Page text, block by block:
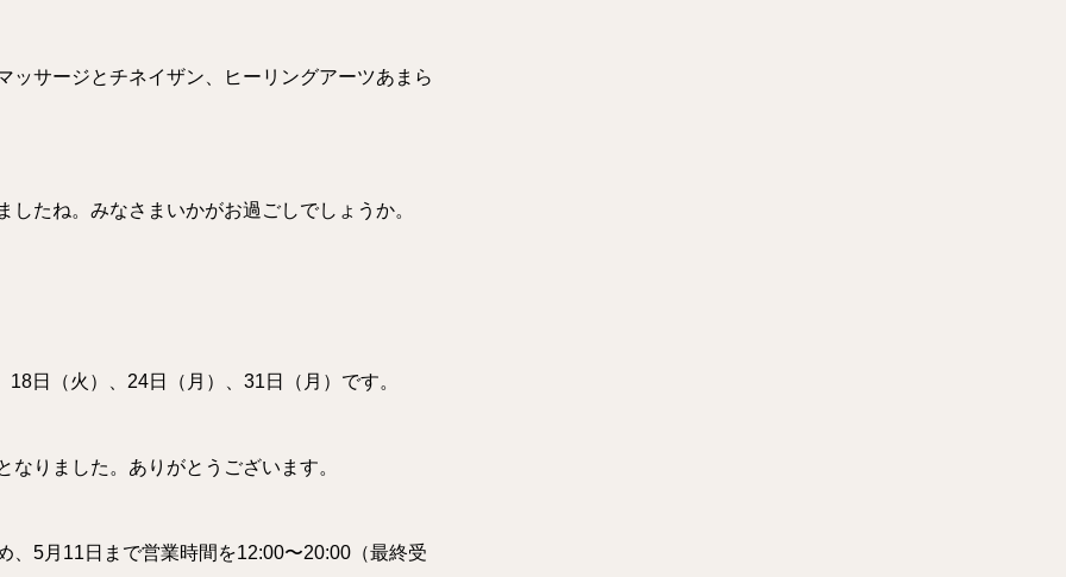
ッサージとチネイザン、 ヒーリングアーツあまら
たね。みなさまいかがお過ごしでしょうか。
日（火）、 24日（月）、31日（月）です。
なりました。 ありがとうございます。
、 5月11日まで営業時間を12:00〜20:00（最終受